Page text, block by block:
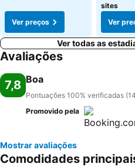
Ver preços
sites
Ver
Ver todas as
Avaliações
7,8 Boa
Pontuações 100% verificadas
Promovido pela
Mostrar avaliações
Comodidades